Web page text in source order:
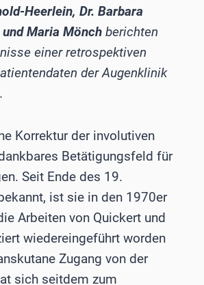
Heerlein, Dr. Barbara
Maria Mönch berichten
einer retrospektiven
der Augenklinik
Korrektur der involutiven
Betätigungsfeld für
Seit Ende des 19.
ist sie in den 1970er
Arbeiten von Quickert und
wiedereingeführt worden
Zugang von der
sich seitdem zum